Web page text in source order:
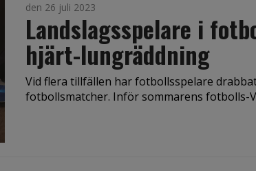
den 26 juli 2023
Landslagsspelare i
hjärt-lungräddning
Vid flera tillfällen har fotbollsspelare
fotbollsmatcher. Inför sommarens fotbolls-